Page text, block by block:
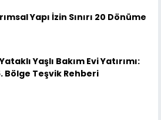
Yapı İzin Sınırı 20 Dönüme
Yaşlı Bakım Evi Yatırımı:
Bölge Teşvik Rehberi